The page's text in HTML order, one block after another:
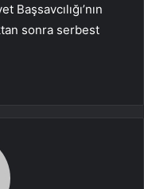
sonra serbest